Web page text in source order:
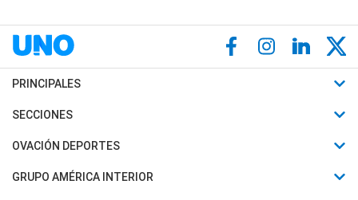
PRINCIPALES
Últimas Noticias
Política
SECCIONES
Horóscopo
Motores
OVACIÓN DEPORTES
Fútbol
GRUPO AMÉRICA INTERIOR